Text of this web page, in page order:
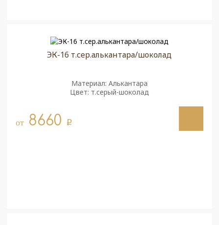
ЭК-16 т.сер.алькантара/шоколад
Материал: Алькантара
Цвет: т.серый-шоколад
от8660 q